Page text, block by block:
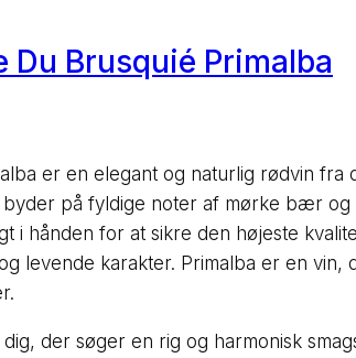
Du Brusquié Primalba
er en elegant og naturlig rødvin
på fyldige noter af mørke bær og
i hånden for at sikre den højeste
levende karakter. Primalba er en
der søger en rig og harmonisk